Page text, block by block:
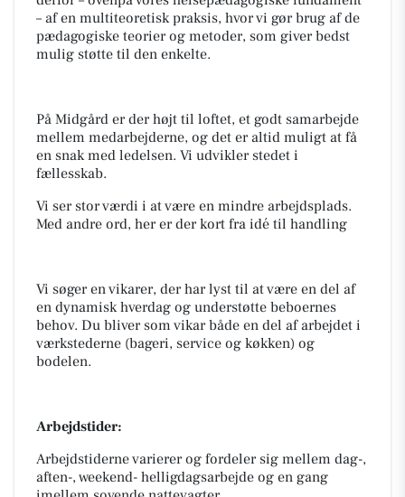
– af en multiteoretisk praksis, hvor vi gør brug af de
pædagogiske teorier og metoder, som giver bedst
mulig støtte til den enkelte.
På Midgård er der højt til loftet, et godt samarbejde
mellem medarbejderne, og det er altid muligt at få
en snak med ledelsen. Vi udvikler stedet i
fællesskab.
Vi ser stor værdi i at være en mindre arbejdsplads.
Med andre ord, her er der kort fra idé til handling
Vi søger en vikarer, der har lyst til at være en del af
en dynamisk hverdag og understøtte beboernes
behov. Du bliver som vikar både en del af arbejdet i
værkstederne (bageri, service og køkken) og
bodelen.
Arbejdstider:
Arbejdstiderne varierer og fordeler sig mellem dag-,
aften-, weekend- helligdagsarbejde og en gang